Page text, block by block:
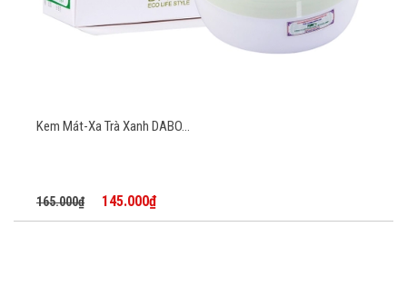
Kem Mát-Xa Trà Xanh DABO...
165.000₫ 145.000₫